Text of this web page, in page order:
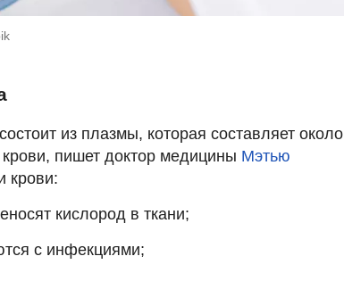
из плазмы, которая составляет около
пишет доктор медицины Мэтью
крови:
кислород в ткани;
с инфекциями;